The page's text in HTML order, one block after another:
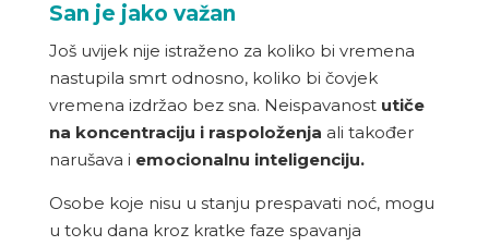
San je jako važan
Još uvijek nije istraženo za koliko bi vremena
nastupila smrt odnosno, koliko bi čovjek
vremena izdržao bez sna. Neispavanost utiče
na koncentraciju i raspoloženja ali također
narušava i emocionalnu inteligenciju.
Osobe koje nisu u stanju prespavati noć, mogu
u toku dana kroz kratke faze spavanja